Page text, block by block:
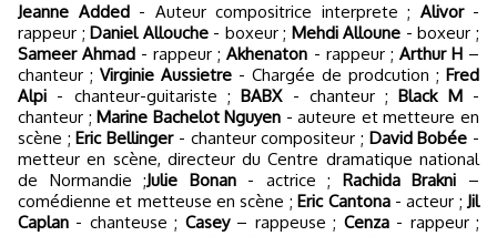
Jeanne Added- Auteur compositrice interprete ; Alivor-
rappeur ; Daniel Allouche- boxeur ; Mehdi Alloune - boxeur ;
Sameer Ahmad - rappeur ;Akhenaton - rappeur ; Arthur H–
chanteur ; Virginie Aussietre - Chargée de prodcution ; Fred
Alpi - chanteur-guitariste ; BABX- chanteur ; Black M-
chanteur ; Marine Bachelot Nguyen - auteure et metteure en
scène ; Eric Bellinger- chanteur compositeur ; David Bobée -
metteur en scène, directeur du Centre dramatique national
de Normandie ;Julie Bonan- actrice ; Rachida Brakni –
comédienne et metteuse en scène ; Eric Cantona- acteur ;Jil
Caplan - chanteuse ; Casey– rappeuse ; Cenza- rappeur ;